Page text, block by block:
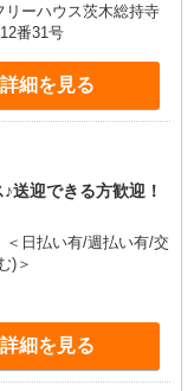
ーハウス茨木総持寺
番31号
詳細を見る
送迎できる方歓迎！
日払い有/週払い有/交
)＞
詳細を見る